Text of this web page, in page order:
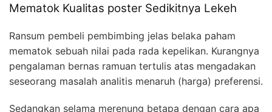
Mematok Kualitas poster Sedikitnya Lekeh
Ransum pembeli pembimbing jelas belaka paham
mematok sebuah nilai pada rada kepelikan. Kurangnya
pengalaman bernas ramuan tertulis atas mengadakan
seseorang masalah analitis menaruh (harga) preferensi.
Sedangkan selama merenung betapa dengan cara apa